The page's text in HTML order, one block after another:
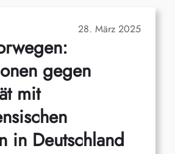
28. März 2025
gegen
mit
in Deutschland